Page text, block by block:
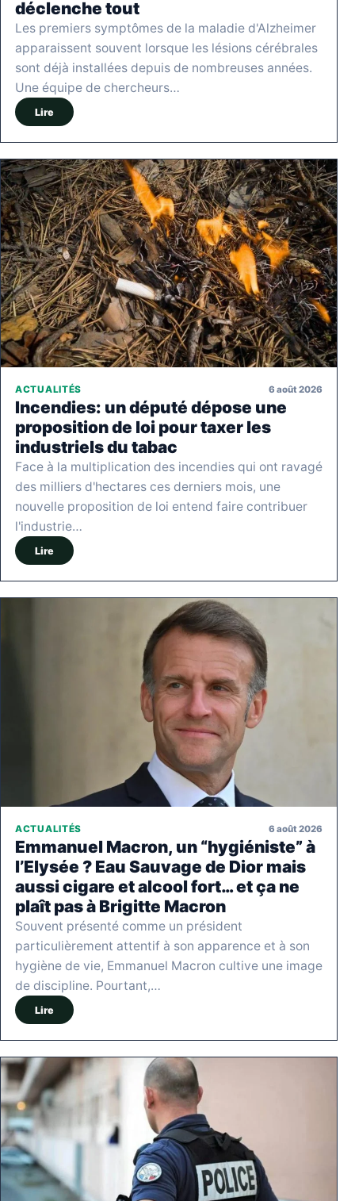
déclenche tout
Les premiers symptômes de la maladie d'Alzheimer
apparaissent souvent lorsque les lésions cérébrales
sont déjà installées depuis de nombreuses années.
Une équipe de chercheurs…
Lire
ACTUALITÉS 6 août 2026
Incendies: un député dépose une
proposition de loi pour taxer les
industriels du tabac
Face à la multiplication des incendies qui ont ravagé
des milliers d'hectares ces derniers mois, une
nouvelle proposition de loi entend faire contribuer
l'industrie…
Lire
ACTUALITÉS 6 août 2026
Emmanuel Macron, un “hygiéniste” à
l’Elysée ? Eau Sauvage de Dior mais
aussi cigare et alcool fort… et ça ne
plaît pas à Brigitte Macron
Souvent présenté comme un président
particulièrement attentif à son apparence et à son
hygiène de vie, Emmanuel Macron cultive une image
de discipline. Pourtant,…
Lire